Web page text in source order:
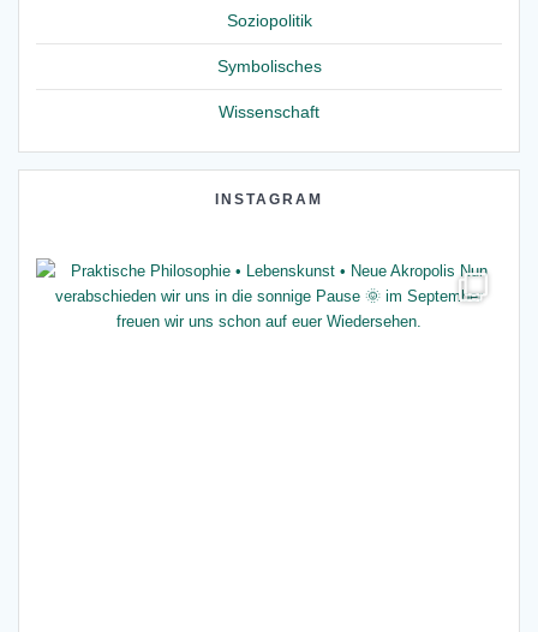
Soziopolitik
Symbolisches
Wissenschaft
INSTAGRAM